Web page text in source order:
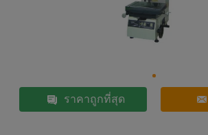
ราคาถูกที่สุด